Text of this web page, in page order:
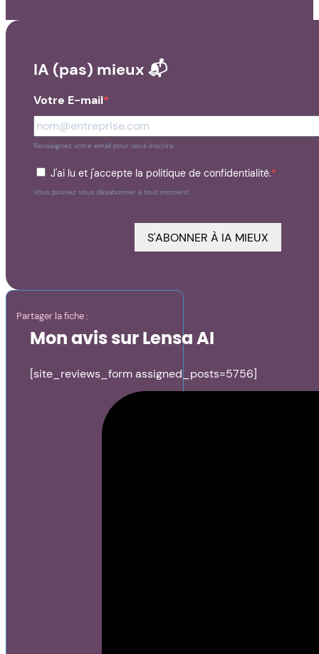
IA (pas) mieux 📬
Votre E-mail
Renseignez votre email pour vous inscrire.
J'ai lu et j'accepte la politique de confidentialité.
Vous pouvez vous désabonner à tout moment.
S'ABONNER À IA MIEUX
Partager la fiche :
Mon avis sur Lensa AI
[site_reviews_form assigned_posts=5756]